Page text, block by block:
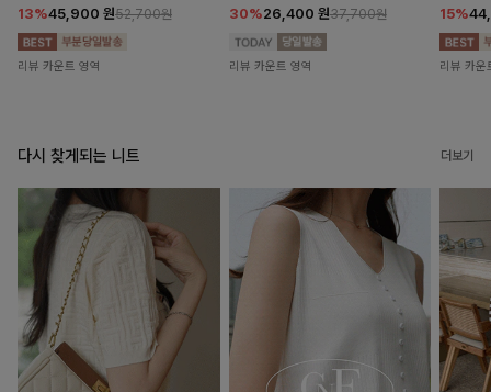
13%45,900 원52,700원
리뷰 카운트 영역
30%26,400 원37,700원
리뷰 카운트 영역
15%
리뷰 카운
다시 찾게되는 니트 더보기